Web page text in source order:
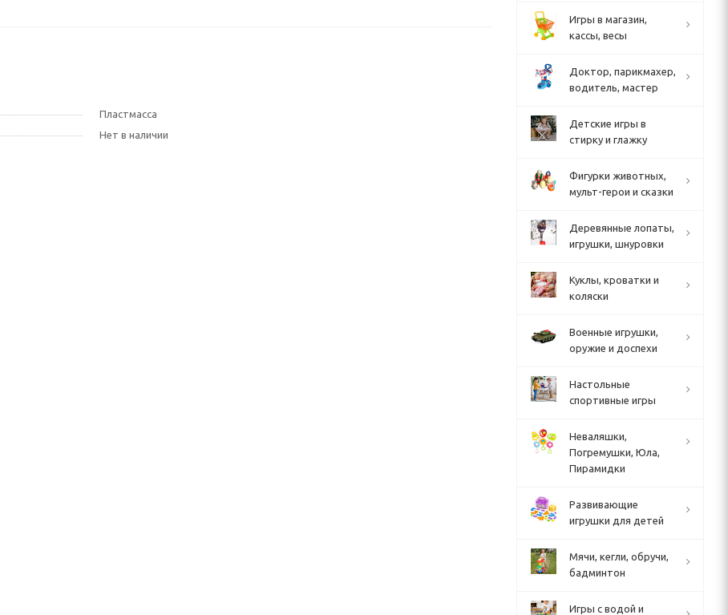
Пластмасса
Нет в наличии
Игры в магазин,
кассы, весы
Доктор, парикмахер,
водитель, мастер
Детские игры в
стирку и глажку
Фигурки животных,
мульт-герои и сказки
Деревянные лопаты,
игрушки, шнуровки
Куклы, кроватки и
коляски
Военные игрушки,
оружие и доспехи
Настольные
спортивные игры
Неваляшки,
Погремушки, Юла,
Пирамидки
Развивающие
игрушки для детей
Мячи, кегли, обручи,
бадминтон
Игры с водой и